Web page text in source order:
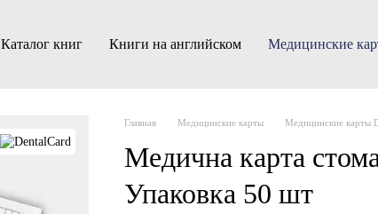
Каталог книг Книги на английском Медицинские
Главная Медицинские карты Медицинские карты
Медична карта
Упаковка 50 шт